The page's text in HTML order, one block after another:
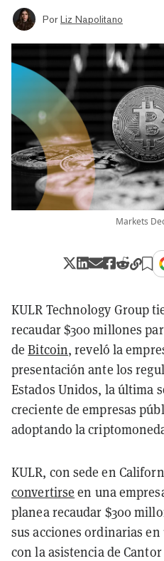
Por Liz Napolitano
Markets
KULR Technology Group
recaudar $300 millones
deBitcoin, reveló la
presentación ante los
Estados Unidos, la última
creciente de empresas
adoptando la
KULR, con sede en
convertirse en una
planea recaudar $300
sus acciones ordinarias
con la asistencia de